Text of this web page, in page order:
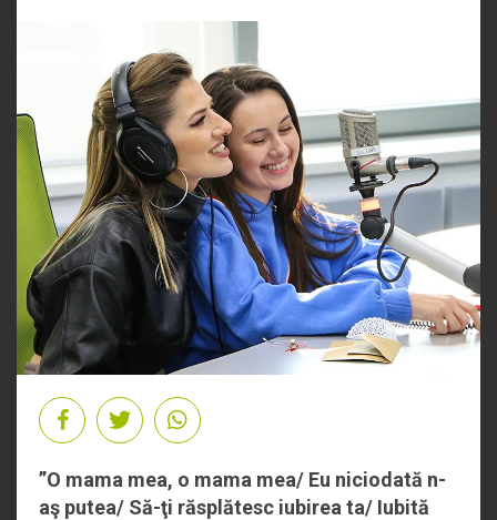
”O mama mea, o mama mea/ Eu niciodată n-
aş putea/ Să-ţi răsplătesc iubirea ta/ Iubită